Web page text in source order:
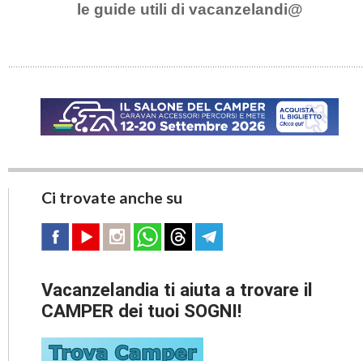
le guide utili di vacanzelandi@
Ci trovate anche su
Vacanzelandia ti aiuta a trovare il
CAMPER dei tuoi SOGNI!